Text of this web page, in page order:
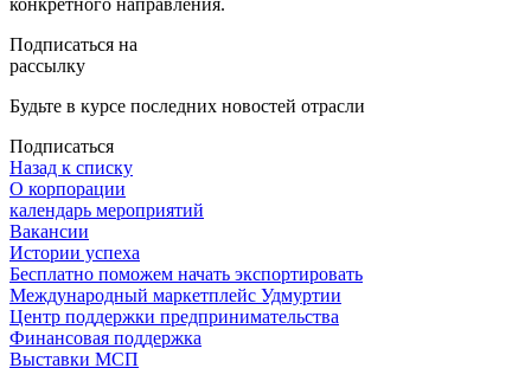
Подписаться на
рассылку
Будьте в курсе последних новостей отрасли
Подписаться
Назад к списку
О корпорации
календарь мероприятий
Вакансии
Истории успеха
Бесплатно поможем начать экспортировать
Международный маркетплейс Удмуртии
Центр поддержки предпринимательства
Финансовая поддержка
Выставки МСП